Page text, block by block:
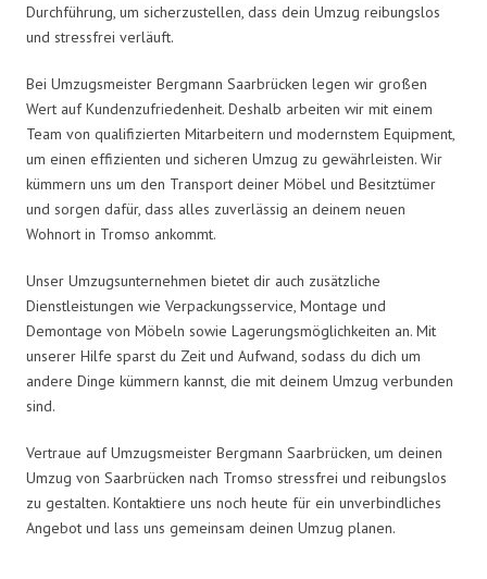
Durchführung, um sicherzustellen, dass dein Umzug reibungslos
und stressfrei verläuft.
Bei Umzugsmeister Bergmann Saarbrücken legen wir großen
Wert auf Kundenzufriedenheit. Deshalb arbeiten wir mit einem
Team von qualifizierten Mitarbeitern und modernstem Equipment,
um einen effizienten und sicheren Umzug zu gewährleisten. Wir
kümmern uns um den Transport deiner Möbel und Besitztümer
und sorgen dafür, dass alles zuverlässig an deinem neuen
Wohnort in Tromso ankommt.
Unser Umzugsunternehmen bietet dir auch zusätzliche
Dienstleistungen wie Verpackungsservice, Montage und
Demontage von Möbeln sowie Lagerungsmöglichkeiten an. Mit
unserer Hilfe sparst du Zeit und Aufwand, sodass du dich um
andere Dinge kümmern kannst, die mit deinem Umzug verbunden
sind.
Vertraue auf Umzugsmeister Bergmann Saarbrücken, um deinen
Umzug von Saarbrücken nach Tromso stressfrei und reibungslos
zu gestalten. Kontaktiere uns noch heute für ein unverbindliches
Angebot und lass uns gemeinsam deinen Umzug planen.